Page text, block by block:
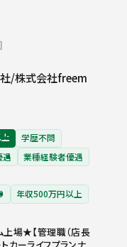
社/株式会社freem
学歴不問
遇
業種経験者優遇
年収500万円以上
場★【管理職（店長